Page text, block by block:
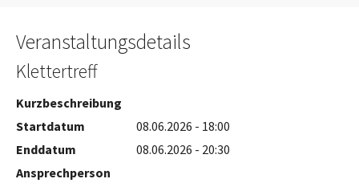
Veranstaltungsdetails
Klettertreff
Kurzbeschreibung
Startdatum
08.06.2026 - 18:00
Enddatum
08.06.2026 - 20:30
Ansprechperson